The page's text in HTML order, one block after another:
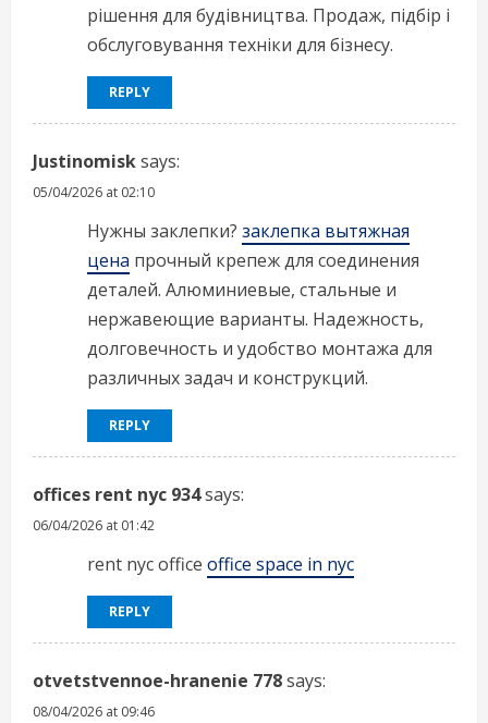
рішення для будівництва. Продаж, підбір і
обслуговування техніки для бізнесу.
REPLY
Justinomisksays:
05/04/2026 at 02:10
Нужны заклепки? заклепка вытяжная
цена прочный крепеж для соединения
деталей. Алюминиевые, стальные и
нержавеющие варианты. Надежность,
долговечность и удобство монтажа для
различных задач и конструкций.
REPLY
offices rent nyc 934says:
06/04/2026 at 01:42
rent nyc office office space in nyc
REPLY
otvetstvennoe-hranenie 778says:
08/04/2026 at 09:46